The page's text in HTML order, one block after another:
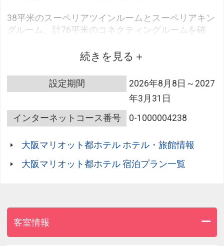
38平米のスーペリアツインルームとスーペリアキン
グルーム、計76平米のコネクティングルームを確
族・グループのお客様にぴったりのお部屋です。
お子様をお連れのご家族でも安心してご利用いただ
けます。
○スーペリアコネクト○
床から天井まで広がる大きな窓があり、開放的でゆ
とりのあるお部屋です。
コネクトならバスルームも2つになり、入浴の時間
もよりスムーズになります。
また、ツインルームとキングルームのコネクトです
ので、小さなお子様との添い寝にはキングベッドが
ぴったりです。
続きを見る
設定期間
2026年8月8日～2027
年3月31日
インターネットコース番号
0-1000004238
大阪マリオット都ホテル ホテル・旅館情報
大阪マリオット都ホテル 宿泊プラン一覧
客室情報